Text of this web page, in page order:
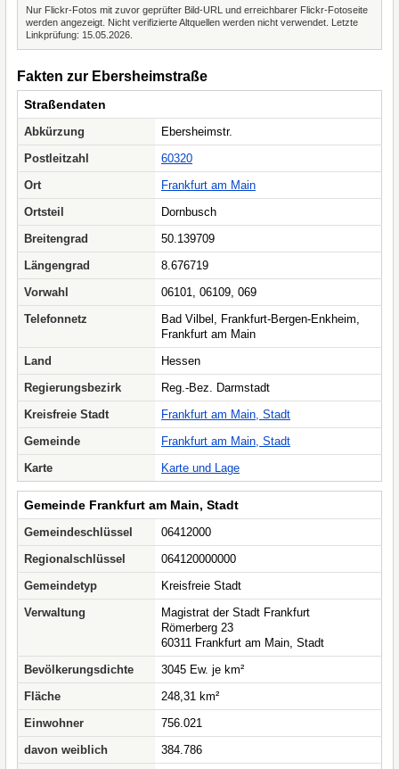
Nur Flickr-Fotos mit zuvor geprüfter Bild-URL und erreichbarer Flickr-Fotoseite
werden angezeigt. Nicht verifizierte Altquellen werden nicht verwendet. Letzte
Linkprüfung: 15.05.2026.
Fakten zur Ebersheimstraße
Straßendaten
Abkürzung
Ebersheimstr.
Postleitzahl
60320
Ort
Frankfurt am Main
Ortsteil
Dornbusch
Breitengrad
50.139709
Längengrad
8.676719
Vorwahl
06101, 06109, 069
Telefonnetz
Bad Vilbel, Frankfurt-Bergen-Enkheim,
Frankfurt am Main
Land
Hessen
Regierungsbezirk
Reg.-Bez. Darmstadt
Kreisfreie Stadt
Frankfurt am Main, Stadt
Gemeinde
Frankfurt am Main, Stadt
Karte
Karte und Lage
Gemeinde Frankfurt am Main, Stadt
Gemeindeschlüssel
06412000
Regionalschlüssel
064120000000
Gemeindetyp
Kreisfreie Stadt
Verwaltung
Magistrat der Stadt Frankfurt
Römerberg 23
60311 Frankfurt am Main, Stadt
Bevölkerungsdichte
3045 Ew. je km²
Fläche
248,31 km²
Einwohner
756.021
davon weiblich
384.786